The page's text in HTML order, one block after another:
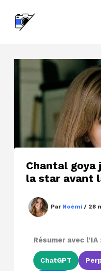
contenu
Chantal goya
la star avant
Par Noémi / 28
Résumer avec l'IA
ChatGPT